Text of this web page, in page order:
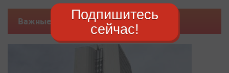
Важные новостиПодпишитесь
сейчас!